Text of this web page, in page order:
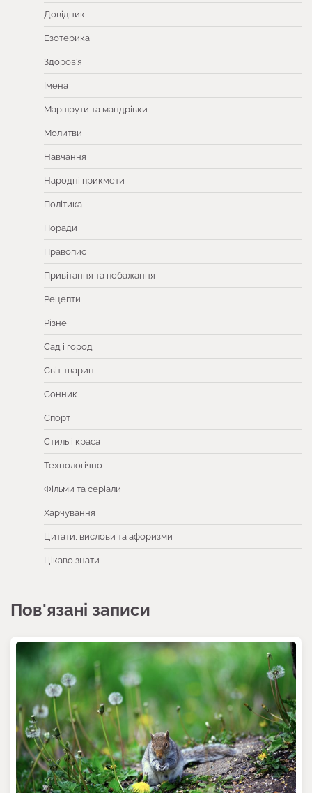
Довідник
Езотерика
Здоров’я
Імена
Маршрути та мандрівки
Молитви
Навчання
Народні прикмети
Політика
Поради
Правопис
Привітання та побажання
Рецепти
Різне
Сад і город
Світ тварин
Сонник
Спорт
Стиль і краса
Технологічно
Фільми та серіали
Харчування
Цитати, вислови та афоризми
Цікаво знати
Пов'язані записи